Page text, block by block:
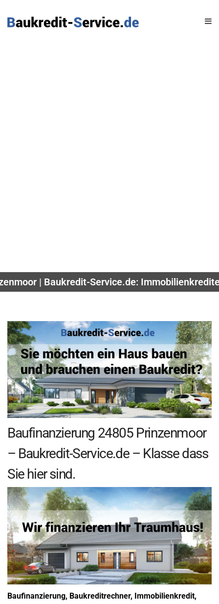
| Baukredit-Service.de:
Baufinanzierung 24805 Prinzenmoor
– Baukredit-Service.de – Klasse dass
Sie hier sind.
Baufinanzierung, Baukreditrechner, Immobilienkredit,